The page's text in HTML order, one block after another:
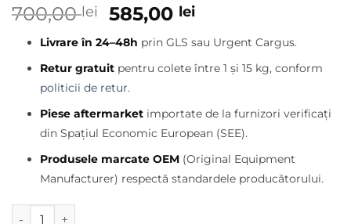
700,00lei
Prețul
inițial
a
fost:
700,00 lei.
585,00 leiPrețul
este:
585,00 lei.
Livrare în 24–48h prin GLS sau Urgent Cargus.
Retur gratuit pentru colete între 1 și 15 kg, conform
politicii de retur.
Piese aftermarket importate de la furnizori verificați
din Spațiul Economic European (SEE).
Produsele marcate OEM (Original Equipment
Manufacturer) respectă standardele producătorului.
Cantitate Toba evacuare JCB 3CX 331/50774